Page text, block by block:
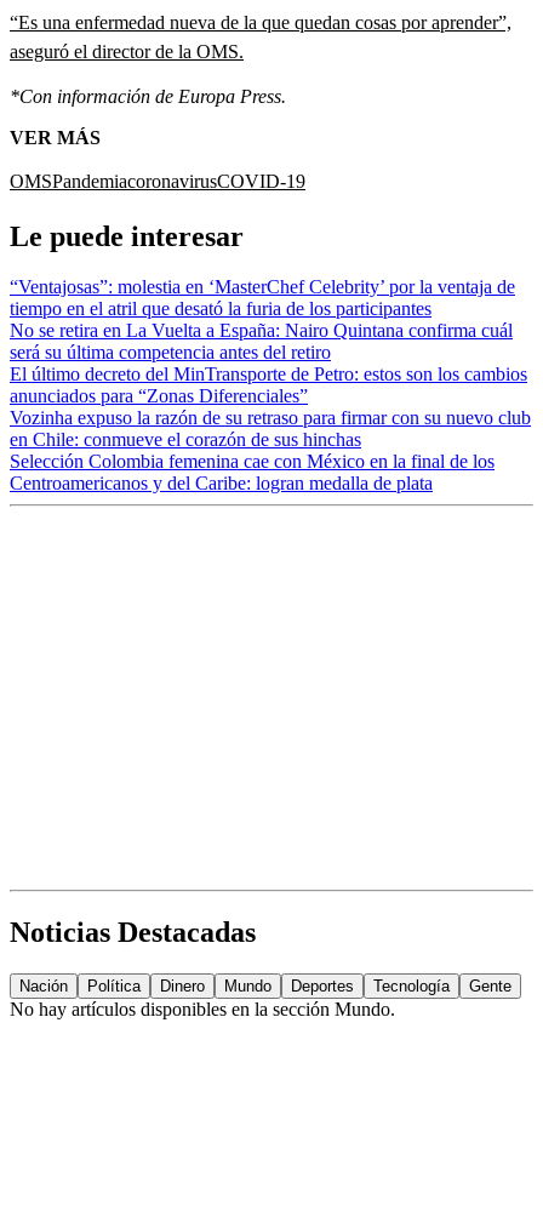
“Es una enfermedad nueva de la que quedan cosas por aprender”,
aseguró el director de la OMS.
*Con información de Europa Press.
VER MÁS
OMSPandemiacoronavirusCOVID-19
Le puede interesar
“Ventajosas”: molestia en ‘MasterChef Celebrity’ por la ventaja de
tiempo en el atril que desató la furia de los participantes
No se retira en La Vuelta a España: Nairo Quintana confirma cuál
será su última competencia antes del retiro
El último decreto del MinTransporte de Petro: estos son los cambios
anunciados para “Zonas Diferenciales”
Vozinha expuso la razón de su retraso para firmar con su nuevo club
en Chile: conmueve el corazón de sus hinchas
Selección Colombia femenina cae con México en la final de los
Centroamericanos y del Caribe: logran medalla de plata
Noticias Destacadas
Nación Política Dinero Mundo Deportes Tecnología Gente
No hay artículos disponibles en la sección Mundo.